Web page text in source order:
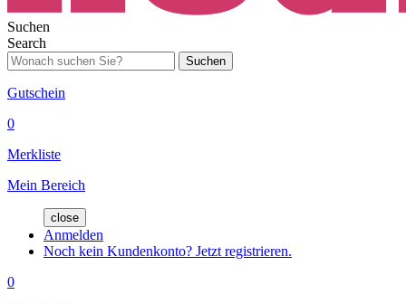
Suchen
Search
Suchen
Gutschein
0
Merkliste
Mein Bereich
close
Anmelden
Noch kein Kundenkonto? Jetzt registrieren.
0